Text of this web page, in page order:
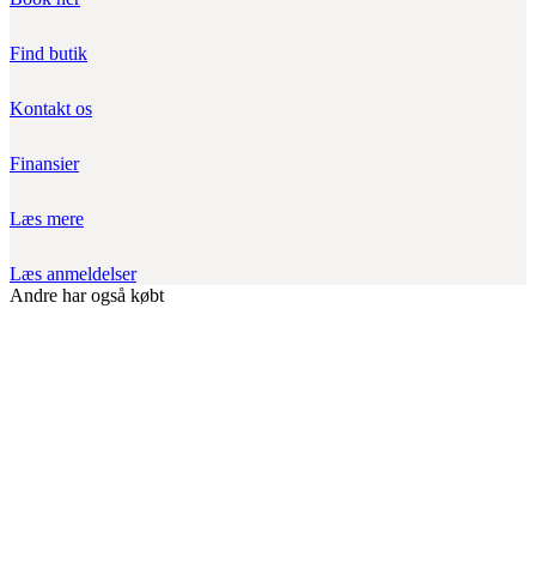
Find butik
Kontakt os
Finansier
Læs mere
Læs anmeldelser
Andre har også købt